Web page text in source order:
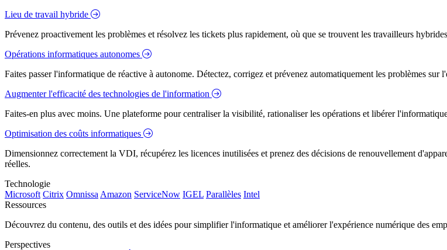
Lieu de travail hybride
Prévenez proactivement les problèmes et résolvez les tickets plus rapidement, où que se trouvent les travailleurs
Opérations informatiques autonomes
Faites passer l'informatique de réactive à autonome. Détectez, corrigez et prévenez automatiquement les problèmes sur
Augmenter l'efficacité des technologies de l'information
Faites-en plus avec moins. Une plateforme pour centraliser la visibilité, rationaliser les opérations et libérer
Optimisation des coûts informatiques
Dimensionnez correctement la VDI, récupérez les licences inutilisées et prenez des décisions de renouvellement
réelles.
Technologie
Microsoft Citrix Omnissa Amazon ServiceNow IGEL Parallèles Intel
Ressources
Découvrez du contenu, des outils et des idées pour simplifier l'informatique et améliorer l'expérience numérique des
Perspectives